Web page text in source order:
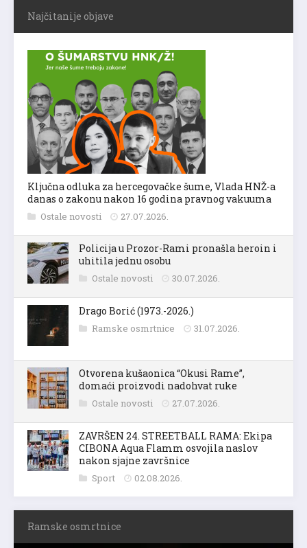
Najčitanije objave
Ključna odluka za hercegovačke šume, Vlada HNŽ-a
danas o zakonu nakon 16 godina pravnog vakuuma
Ostale novosti 27.07.2026.
Policija u Prozor-Rami pronašla heroin i
uhitila jednu osobu
Ostale novosti 30.07.2026.
Drago Borić (1973.-2026.)
Ramske osmrtnice 31.07.2026.
Otvorena kušaonica “Okusi Rame”,
domaći proizvodi nadohvat ruke
Ostale novosti 27.07.2026.
ZAVRŠEN 24. STREETBALL RAMA: Ekipa
CIBONA Aqua Flamm osvojila naslov
nakon sjajne završnice
Sport 02.08.2026.
Ramske osmrtnice